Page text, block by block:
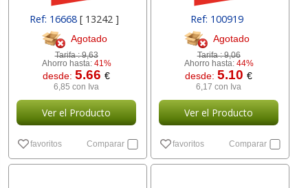
Ref: 16668[ 13242 ]
Agotado
Tarifa :9,63
Ahorro hasta: 41%
desde:5.66€
6,85 con Iva
Ver el Producto
favoritos Comparar
Ref: 100919
Agotado
Tarifa :9,06
Ahorro hasta: 44%
desde:5.10€
6,17 con Iva
Ver el Producto
favoritos Comparar